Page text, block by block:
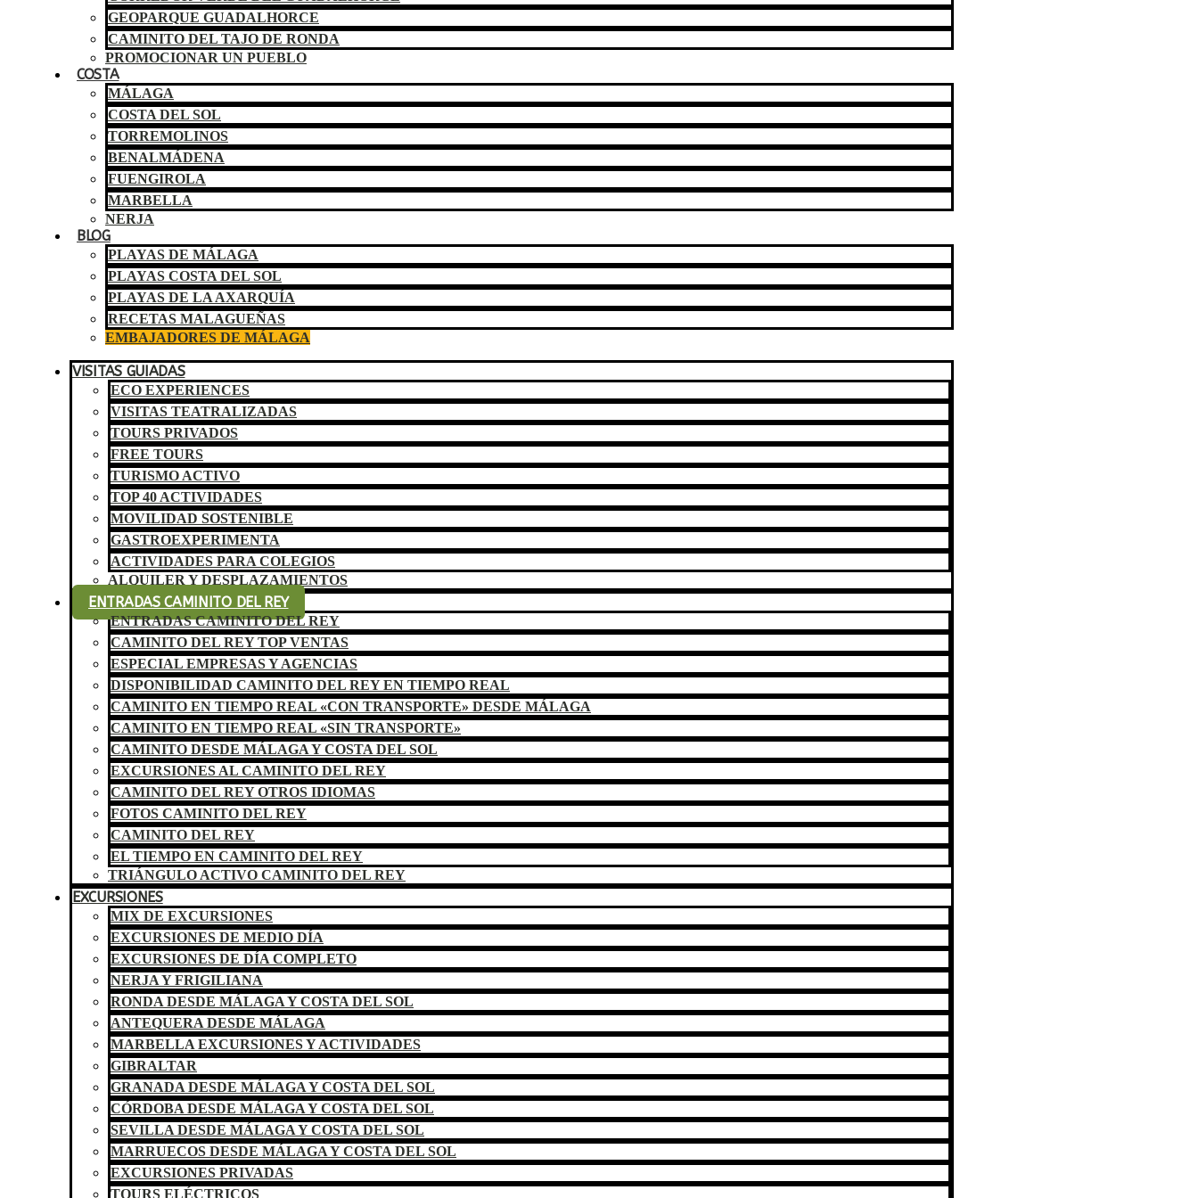
GEOPARQUE GUADALHORCE
CAMINITO DEL TAJO DE RONDA
PROMOCIONAR UN PUEBLO
COSTA
MÁLAGA
COSTA DEL SOL
TORREMOLINOS
BENALMÁDENA
FUENGIROLA
MARBELLA
NERJA
BLOG
PLAYAS DE MÁLAGA
PLAYAS COSTA DEL SOL
PLAYAS DE LA AXARQUÍA
RECETAS MALAGUEÑAS
EMBAJADORES DE MÁLAGA
VISITAS GUIADAS
ECO EXPERIENCES
VISITAS TEATRALIZADAS
TOURS PRIVADOS
FREE TOURS
TURISMO ACTIVO
TOP 40 ACTIVIDADES
MOVILIDAD SOSTENIBLE
GASTROEXPERIMENTA
ACTIVIDADES PARA COLEGIOS
ALQUILER Y DESPLAZAMIENTOS
ENTRADAS CAMINITO DEL REY
ENTRADAS CAMINITO DEL REY
CAMINITO DEL REY TOP VENTAS
ESPECIAL EMPRESAS Y AGENCIAS
DISPONIBILIDAD CAMINITO DEL REY EN TIEMPO REAL
CAMINITO EN TIEMPO REAL «CON TRANSPORTE» DESDE MÁLAGA
CAMINITO EN TIEMPO REAL «SIN TRANSPORTE»
CAMINITO DESDE MÁLAGA Y COSTA DEL SOL
EXCURSIONES AL CAMINITO DEL REY
CAMINITO DEL REY OTROS IDIOMAS
FOTOS CAMINITO DEL REY
CAMINITO DEL REY
EL TIEMPO EN CAMINITO DEL REY
TRIÁNGULO ACTIVO CAMINITO DEL REY
EXCURSIONES
MIX DE EXCURSIONES
EXCURSIONES DE MEDIO DÍA
EXCURSIONES DE DÍA COMPLETO
NERJA Y FRIGILIANA
RONDA DESDE MÁLAGA Y COSTA DEL SOL
ANTEQUERA DESDE MÁLAGA
MARBELLA EXCURSIONES Y ACTIVIDADES
GIBRALTAR
GRANADA DESDE MÁLAGA Y COSTA DEL SOL
CÓRDOBA DESDE MÁLAGA Y COSTA DEL SOL
SEVILLA DESDE MÁLAGA Y COSTA DEL SOL
MARRUECOS DESDE MÁLAGA Y COSTA DEL SOL
EXCURSIONES PRIVADAS
TOURS ELÉCTRICOS